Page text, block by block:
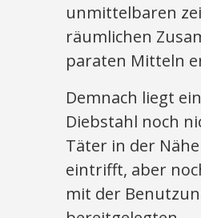
unmittelbaren
räumlichen
paraten Mitteln
Demnach liegt
Diebstahl noch
Täter in der
eintrifft, aber
mit der